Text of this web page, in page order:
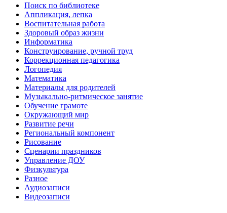
Поиск по библиотеке
Аппликация, лепка
Воспитательная работа
Здоровый образ жизни
Информатика
Конструирование, ручной труд
Коррекционная педагогика
Логопедия
Математика
Материалы для родителей
Музыкально-ритмическое занятие
Обучение грамоте
Окружающий мир
Развитие речи
Региональный компонент
Рисование
Сценарии праздников
Управление ДОУ
Физкультура
Разное
Аудиозаписи
Видеозаписи